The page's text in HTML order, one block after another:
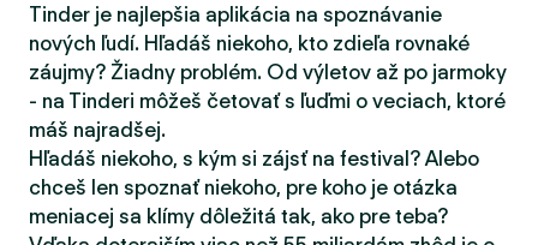
Tinder je najlepšia aplikácia na spoznávanie
nových ľudí. Hľadáš niekoho, kto zdieľa rovnaké
záujmy? Žiadny problém. Od výletov až po jarmoky
- na Tinderi môžeš četovať s ľuďmi o veciach, ktoré
máš najradšej.
Hľadáš niekoho, s kým si zájsť na festival? Alebo
chceš len spoznať niekoho, pre koho je otázka
meniacej sa klímy dôležitá tak, ako pre teba?